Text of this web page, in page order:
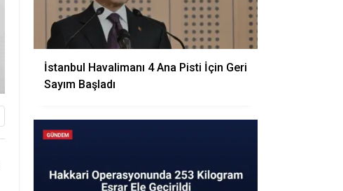
İstanbul Havalimanı 4 Ana Pisti İçin Geri
Sayım Başladı